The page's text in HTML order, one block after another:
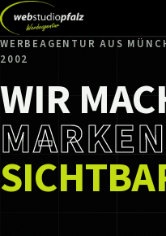
WERBEAGENTUR AUS
2002
WIR
MARKEN